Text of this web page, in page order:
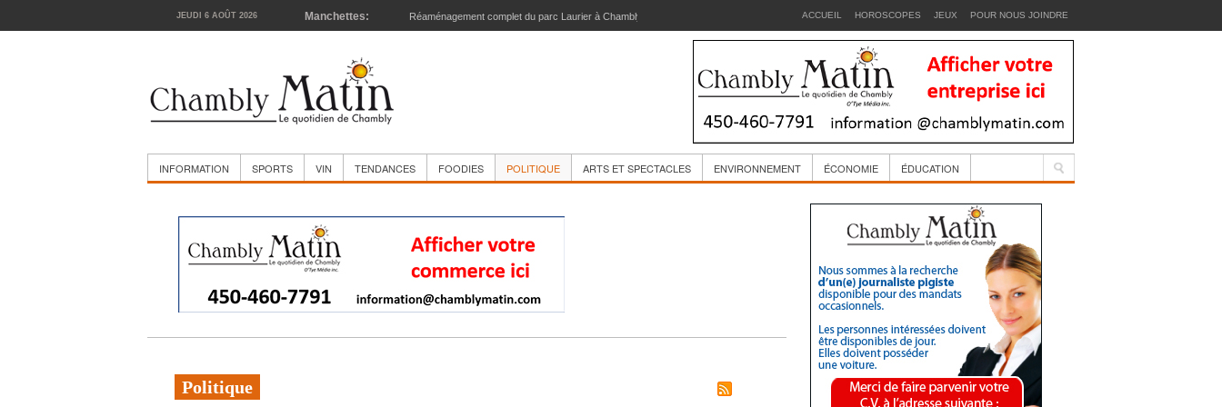
JEUDI 6 AOÛT 2026 Manchettes: La cour d’école de la Passerelle sera réaménagée ACCUEIL HOROSCOPES JEUX POUR NOUS JOINDRE
INFORMATION SPORTS VIN TENDANCES FOODIES POLITIQUE ARTS ET SPECTACLES ENVIRONNEMENT ÉCONOMIE ÉDUCATION
Politique